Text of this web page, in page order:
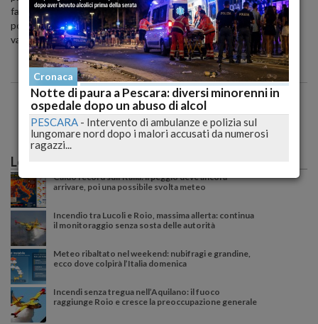
farmaci o usufruire dei servizi forniti dalla farmacia, come la
possibilità di effettuare autoanalisi del sangue per il controllo dei
valori di trigliceridi, colesterolo e glicemia.
Le più lette
Caldo record sull'Italia: il peggio deve ancora
arrivare, poi una possibile svolta meteo
Incendio tra Lucoli e Roio, massima allerta: continua
il monitoraggio senza sosta delle autorità
Meteo ribaltato nel weekend: nubifragi e grandine,
ecco dove colpirà l’Italia domenica
Incendi senza tregua nell’Aquilano: il fuoco
raggiunge Roio e cresce la preoccupazione generale
Cronaca
Notte di paura a Pescara: diversi minorenni in
ospedale dopo un abuso di alcol
PESCARA - Intervento di ambulanze e polizia sul
lungomare nord dopo i malori accusati da numerosi
ragazzi...